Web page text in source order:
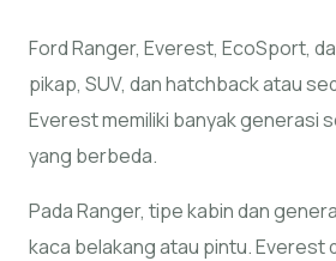
Ford Ranger, Everest, EcoSport,
pikap, SUV, dan hatchback atau
Everest memiliki banyak generasi
yang berbeda.
Pada Ranger, tipe kabin dan
kaca belakang atau pintu. Everest